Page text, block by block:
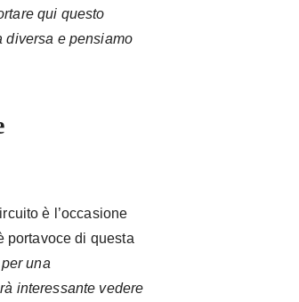
qui questo
diversa e pensiamo
è l’occasione
portavoce di questa
una
interessante vedere